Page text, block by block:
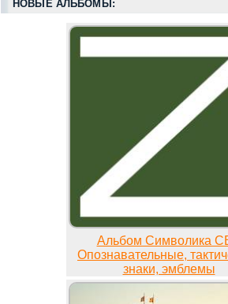
НОВЫЕ АЛЬБОМЫ:
Альбом Символика
Опознавательные,
знаки, эмблемы